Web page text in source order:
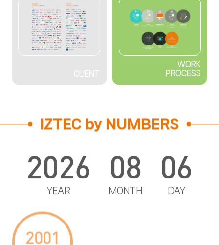
CLIENT
WORK
PROCESS
IZTEC by NUMBERS
2026
YEAR
08
MONTH
06
DAY
2001